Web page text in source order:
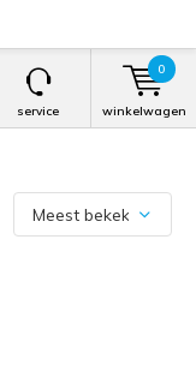
service winkelwagen
0